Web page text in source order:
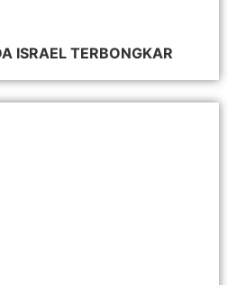
ISRAEL TERBONGKAR